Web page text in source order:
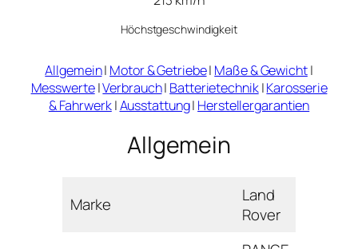
Höchstgeschwindigkeit
Allgemein| Motor & Getriebe| Maße & Gewicht|
Messwerte|Verbrauch| Batterietechnik|Karosserie
& Fahrwerk|Ausstattung| Herstellergarantien
Allgemein
Marke
Land
Rover